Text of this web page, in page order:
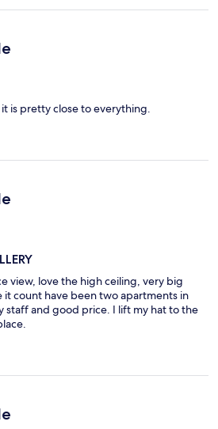
is pretty close to everything.
view, love the high ceiling, very big
it count have been two apartments in
staff and good price. I lift my hat to the